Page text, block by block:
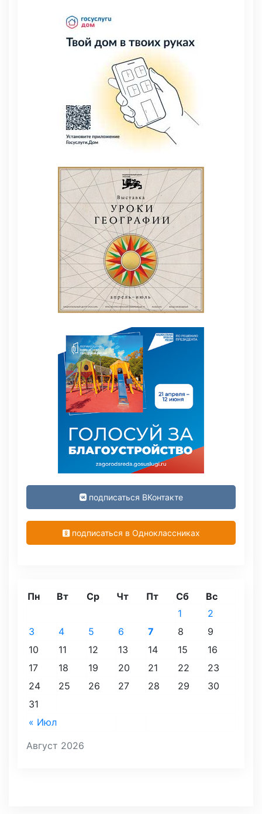
подписаться ВКонтакте
подписаться в Одноклассниках
Август 2026
Пн Вт Ср Чт Пт Сб Вс
« Июл
1
2
3
4 5 6 7 8
9
10
11 12 13 14 15
16
17
18 19 20 21 22
23
24
25 26 27 28 29
30
31